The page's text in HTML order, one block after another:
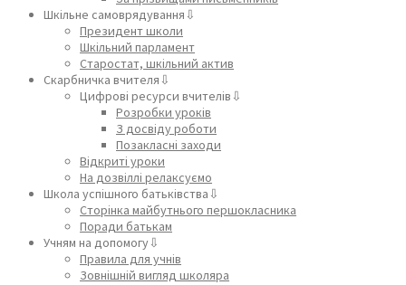
Шкільне самоврядування⇩
Президент школи
Шкільний парламент
Старостат, шкільний актив
Скарбничка вчителя⇩
Цифрові ресурси вчителів⇩
Розробки уроків
З досвіду роботи
Позакласні заходи
Відкриті уроки
На дозвіллі релаксуємо
Школа успішного батьківства⇩
Сторінка майбутнього першокласника
Поради батькам
Учням на допомогу⇩
Правила для учнів
Зовнішній вигляд школяра